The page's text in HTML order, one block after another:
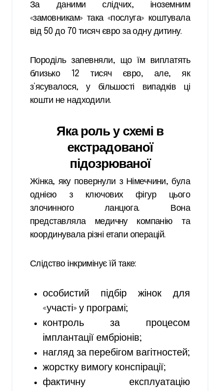
За даними слідчих, іноземним
«замовникам» така «послуга» коштувала
від 50 до 70 тисяч євро за одну дитину.
Породіль запевняли, що їм виплатять
близько 12 тисяч євро, але, як
з’ясувалося, у більшості випадків ці
кошти не надходили.
Яка роль у схемі в
екстрадованої
підозрюваної
Жінка, яку повернули з Німеччини, була
однією з ключових фігур цього
злочинного ланцюга. Вона
представляла медичну компанію та
координувала різні етапи операцій.
Слідство інкримінує їй таке:
особистий підбір жінок для
«участі» у програмі;
контроль за процесом
імплантації ембріонів;
нагляд за перебігом вагітностей;
жорстку вимогу конспірації;
фактичну експлуатацію